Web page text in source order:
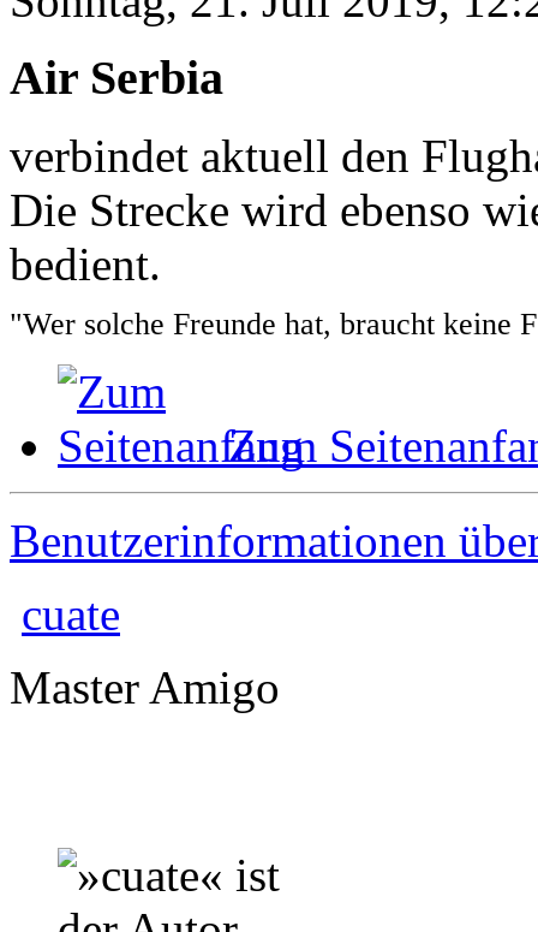
Air Serbia
verbindet aktuell den
Die Strecke wird ebenso
bedient.
"Wer solche Freunde hat, braucht keine
Zum
Benutzerinformationen
cuate
Master Amigo